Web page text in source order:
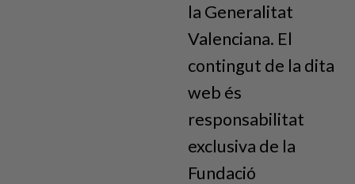
la Generalitat
Valenciana. El
contingut de la dita
web és
responsabilitat
exclusiva de la
Fundació